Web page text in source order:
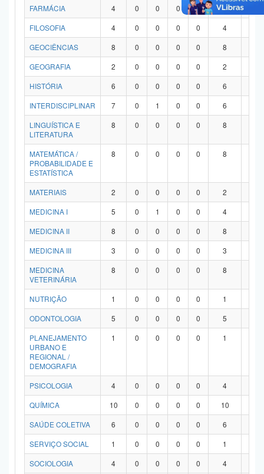
FARMÁCIA
4 0 0 0 0 4
FILOSOFIA
4 0 0 0 0 4
GEOCIÊNCIAS
8 0 0 0 0 8
GEOGRAFIA
2 0 0 0 0 2
HISTÓRIA
6 0 0 0 0 6
INTERDISCIPLINAR
7 0 1 0 0 6
LINGUÍSTICA E
LITERATURA
8 0 0 0 0 8
MATEMÁTICA /
PROBABILIDADE E
ESTATÍSTICA
8 0 0 0 0 8
MATERIAIS 2 0 0 0 0 2
MEDICINA I
5 0 1 0 0 4
MEDICINA II
8 0 0 0 0 8
MEDICINA III
3 0 0 0 0 3
MEDICINA
VETERINÁRIA
8 0 0 0 0 8
NUTRIÇÃO 1 0 0 0 0 1
ODONTOLOGIA
5 0 0 0 0 5
PLANEJAMENTO
URBANO E
REGIONAL /
DEMOGRAFIA
1 0 0 0 0 1
PSICOLOGIA 4 0 0 0 0 4
QUÍMICA
10 0 0 0 0 10
SAÚDE COLETIVA
6 0 0 0 0 6
SERVIÇO SOCIAL
1 0 0 0 0 1
SOCIOLOGIA
4 0 0 0 0 4